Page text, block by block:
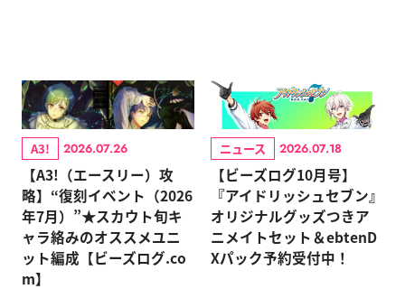
A3! 2026.07.26
【A3!（エースリー）攻
略】“復刻イベント（2026
年7月）”★スカウト旬キ
ャラ絡みのオススメユニ
ット編成【ビーズログ.co
m】
ニュース 2026.07.18
【ビーズログ10月号】
『アイドリッシュセブン』
オリジナルグッズつきア
ニメイトセット＆ebtenD
Xパック予約受付中！